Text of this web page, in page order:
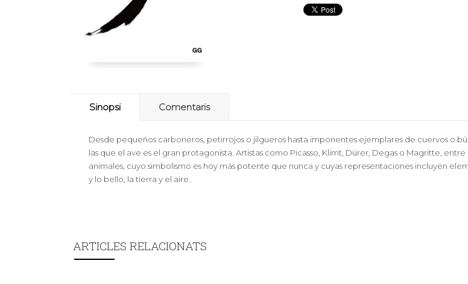
Sinopsi Comentaris
Desde pequeños carboneros, petirrojos o jilgueros hasta imponentes ejemplares de cuervos o
las que el ave es el gran protagonista. Artistas como Picasso, Klimt, Dürer, Degas o Magritte,
animales, cuyo simbolismo es hoy más potente que nunca y cuyas representaciones incluyen
y lo bello, la tierra y el aire.
ARTICLES RELACIONATS